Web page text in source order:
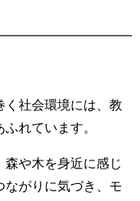
く社会環境には、教
れています。
や木を身近に感じ
ながりに気づき、モ